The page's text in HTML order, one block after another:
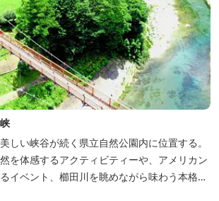
しい峡谷が続く県立自然公園内に位置する。
を体感するアクティビティーや、アメリカン
イベント、櫛田川を眺めながら味わう本格的
ことができる。 松阪の観光情報は、